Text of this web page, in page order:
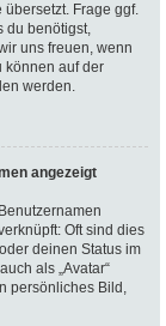
Frage ggf.
du benötigst,
uns freuen, wenn
können auf der
werden.
angezeigt
Oft sind dies
deinen Status im
als „Avatar“
persönliches Bild,